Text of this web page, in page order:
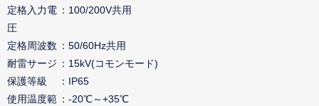
定格入力電
圧
100/200V共用
定格周波数
50/60Hz共用
耐雷サージ
15kV(コモンモード)
保護等級
IP65
使用温度範
-20℃～+35℃